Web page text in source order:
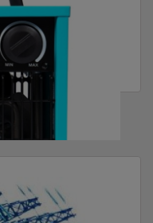
КУХНИ